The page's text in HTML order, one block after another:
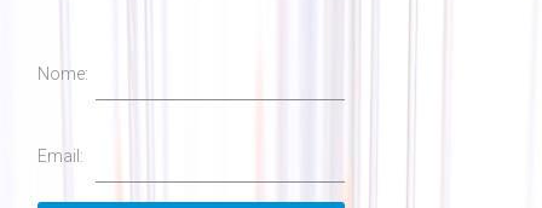
Nome:
Email: